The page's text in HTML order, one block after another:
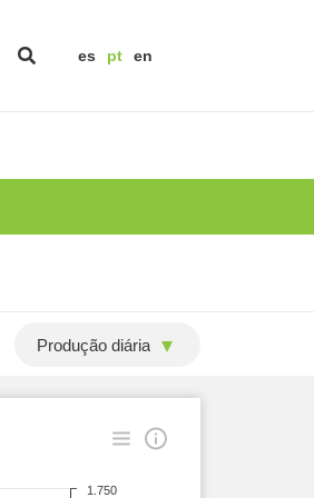
es pt en
Produção diária
1.750